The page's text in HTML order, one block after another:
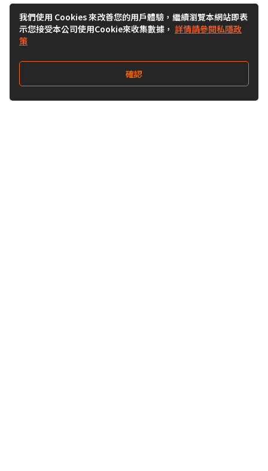
我們使用 Cookies 來改善您的用戶體驗，繼續瀏覽本網站即表
示您接受本公司使用Cookie來收集數據， 詳情請參閱私隱政
策
確認